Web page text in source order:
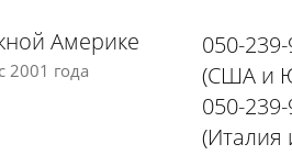
Америке
2001 года
050-
(США и
050-
(Италия